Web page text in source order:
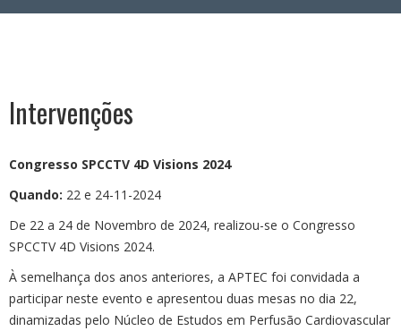
Intervenções
Congresso SPCCTV 4D Visions 2024
Quando: 22 e 24-11-2024
De 22 a 24 de Novembro de 2024, realizou-se o Congresso
SPCCTV 4D Visions 2024.
À semelhança dos anos anteriores, a APTEC foi convidada a
participar neste evento e apresentou duas mesas no dia 22,
dinamizadas pelo Núcleo de Estudos em Perfusão Cardiovascular